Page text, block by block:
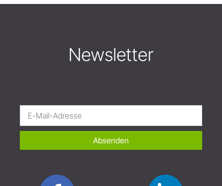
Newsletter
Absenden